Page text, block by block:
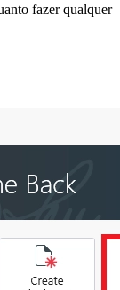
fazer qualquer